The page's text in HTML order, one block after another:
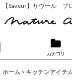
【Saveur】サヴール
カテゴリ
ホーム > キッチンアイテ